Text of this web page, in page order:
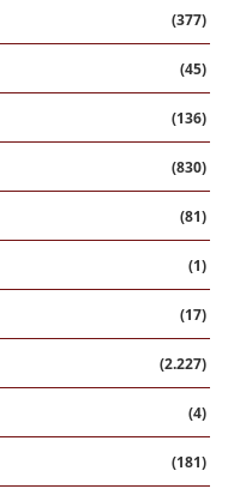
(377)
(45)
(136)
(830)
(81)
(1)
(17)
(2.227)
(4)
(181)